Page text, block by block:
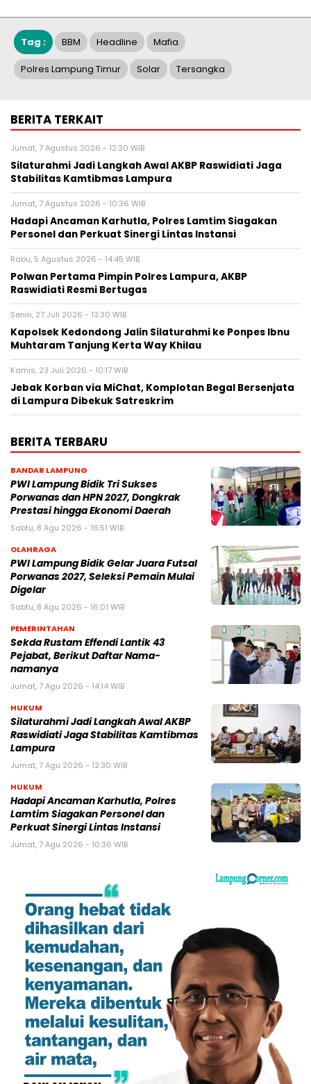
Tag : BBM Headline Mafia
Polres Lampung Timur Solar Tersangka
BERITA TERKAIT
Jumat, 7 Agustus 2026 - 12:30 WIB
Silaturahmi Jadi Langkah Awal AKBP Raswidiati Jaga
Stabilitas Kamtibmas Lampura
Jumat, 7 Agustus 2026 - 10:36 WIB
Hadapi Ancaman Karhutla, Polres Lamtim Siagakan
Personel dan Perkuat Sinergi Lintas Instansi
Rabu, 5 Agustus 2026 - 14:45 WIB
Polwan Pertama Pimpin Polres Lampura, AKBP
Raswidiati Resmi Bertugas
Senin, 27 Juli 2026 - 13:30 WIB
Kapolsek Kedondong Jalin Silaturahmi ke Ponpes Ibnu
Muhtaram Tanjung Kerta Way Khilau
Kamis, 23 Juli 2026 - 10:17 WIB
Jebak Korban via MiChat, Komplotan Begal Bersenjata
di Lampura Dibekuk Satreskrim
BERITA TERBARU
BANDAR LAMPUNG
PWI Lampung Bidik Tri Sukses
Porwanas dan HPN 2027, Dongkrak
Prestasi hingga Ekonomi Daerah
Sabtu, 8 Agu 2026 - 16:51 WIB
OLAHRAGA
PWI Lampung Bidik Gelar Juara Futsal
Porwanas 2027, Seleksi Pemain Mulai
Digelar
Sabtu, 8 Agu 2026 - 16:01 WIB
PEMERINTAHAN
Sekda Rustam Effendi Lantik 43
Pejabat, Berikut Daftar Nama-
namanya
Jumat, 7 Agu 2026 - 14:14 WIB
HUKUM
Silaturahmi Jadi Langkah Awal AKBP
Raswidiati Jaga Stabilitas Kamtibmas
Lampura
Jumat, 7 Agu 2026 - 12:30 WIB
HUKUM
Hadapi Ancaman Karhutla, Polres
Lamtim Siagakan Personel dan
Perkuat Sinergi Lintas Instansi
Jumat, 7 Agu 2026 - 10:36 WIB